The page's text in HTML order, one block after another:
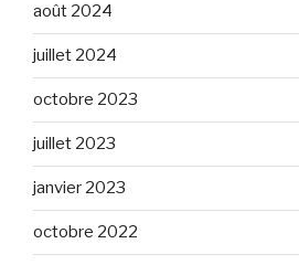
août 2024
juillet 2024
octobre 2023
juillet 2023
janvier 2023
octobre 2022